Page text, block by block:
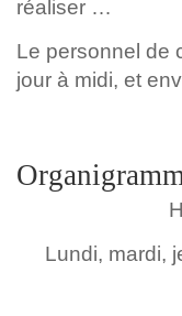
réaliser …
Le personnel de
jour à midi, et
Lundi, mardi,